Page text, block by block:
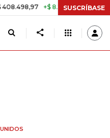
+$ 8.753,81 +2,19% TASA DE
SUSCRÍBASE